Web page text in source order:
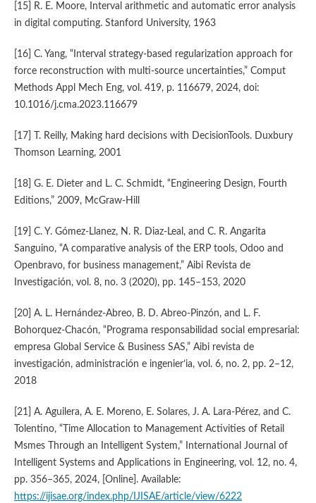
[15] R. E. Moore, Interval arithmetic and automatic error analysis
in digital computing. Stanford University, 1963
[16] C. Yang, “Interval strategy-based regularization approach for
force reconstruction with multi-source uncertainties,” Comput
Methods Appl Mech Eng, vol. 419, p. 116679, 2024, doi:
10.1016/j.cma.2023.116679
[17] T. Reilly, Making hard decisions with DecisionTools. Duxbury
Thomson Learning, 2001
[18] G. E. Dieter and L. C. Schmidt, “Engineering Design, Fourth
Editions,” 2009, McGraw-Hill
[19] C. Y. Gómez-Llanez, N. R. Diaz-Leal, and C. R. Angarita
Sanguino, “A comparative analysis of the ERP tools, Odoo and
Openbravo, for business management,” Aibi Revista de
Investigación, vol. 8, no. 3 (2020), pp. 145–153, 2020
[20] A. L. Hernández-Abreo, B. D. Abreo-Pinzón, and L. F.
Bohorquez-Chacón, “Programa responsabilidad social empresarial:
empresa Global Service & Business SAS,” Aibi revista de
investigación, administración e ingenier’ia, vol. 6, no. 2, pp. 2–12,
2018
[21] A. Aguilera, A. E. Moreno, E. Solares, J. A. Lara-Pérez, and C.
Tolentino, “Time Allocation to Management Activities of Retail
Msmes Through an Intelligent System,” International Journal of
Intelligent Systems and Applications in Engineering, vol. 12, no. 4,
pp. 356–365, 2024, [Online]. Available:
https://ijisae.org/index.php/IJISAE/article/view/6222